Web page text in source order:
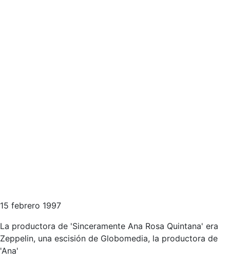
15 febrero 1997
La productora de 'Sinceramente Ana Rosa Quintana' era
Zeppelin, una escisión de Globomedia, la productora de
'Ana'